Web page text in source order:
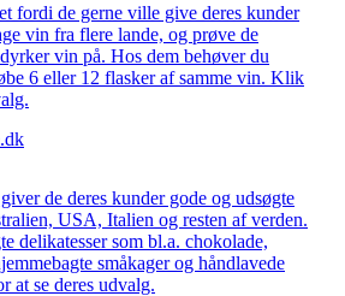
fordi de gerne ville give deres kunder
vin fra flere lande, og prøve de
vin på. Hos dem behøver du
6 eller 12 flasker af samme vin. Klik
de deres kunder gode og udsøgte
USA, Italien og resten af verden.
delikatesser som bl.a. chokolade,
småkager og håndlavede
at se deres udvalg.